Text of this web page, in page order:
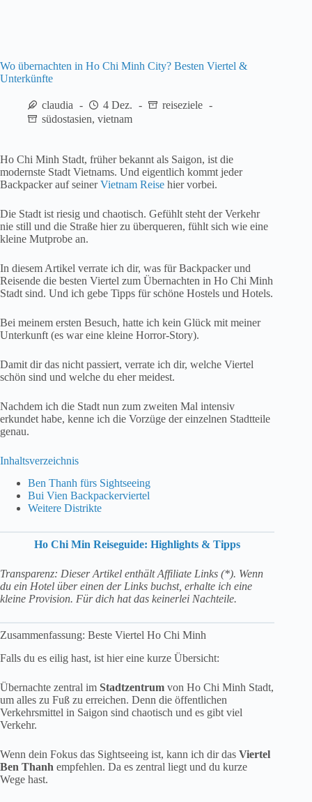
Wo übernachten in Ho Chi Minh City? Besten Viertel &
Unterkünfte
claudia 4 Dez.
reiseziele
südostasien, vietnam
Ho Chi Minh Stadt, früher bekannt als Saigon, ist die
modernste Stadt Vietnams. Und eigentlich kommt jeder
Backpacker auf seinerVietnam Reise hier vorbei.
Die Stadt ist riesig und chaotisch. Gefühlt steht der Verkehr
nie still und die Straße hier zu überqueren, fühlt sich wie eine
kleine Mutprobe an.
In diesem Artikel verrate ich dir, was für Backpacker und
Reisende die besten Viertel zum Übernachten in Ho Chi Minh
Stadt sind. Und ich gebe Tipps für schöne Hostels und Hotels.
Bei meinem ersten Besuch, hatte ich kein Glück mit meiner
Unterkunft (es war eine kleine Horror-Story).
Damit dir das nicht passiert, verrate ich dir, welche Viertel
schön sind und welche du eher meidest.
Nachdem ich die Stadt nun zum zweiten Mal intensiv
erkundet habe, kenne ich die Vorzüge der einzelnen Stadtteile
genau.
Inhaltsverzeichnis
Ben Thanh fürs Sightseeing
Bui Vien Backpackerviertel
Weitere Distrikte
Ho Chi Min Reiseguide: Highlights & Tipps
Transparenz: Dieser Artikel enthält Affiliate Links (*). Wenn
du ein Hotel über einen der Links buchst, erhalte ich eine
kleine Provision. Für dich hat das keinerlei Nachteile.
Zusammenfassung: Beste Viertel Ho Chi Minh
Falls du es eilig hast, ist hier eine kurze Übersicht:
Übernachte zentral im Stadtzentrum von Ho Chi Minh Stadt,
um alles zu Fuß zu erreichen. Denn die öffentlichen
Verkehrsmittel in Saigon sind chaotisch und es gibt viel
Verkehr.
Wenn dein Fokus das Sightseeing ist, kann ich dir das Viertel
Ben Thanh empfehlen. Da es zentral liegt und du kurze
Wege hast.